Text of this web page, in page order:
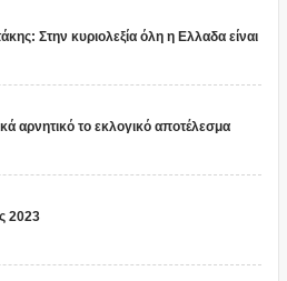
Στην κυριολεξία όλη η Ελλαδα είναι
αρνητικό το εκλογικό αποτέλεσμα
2023